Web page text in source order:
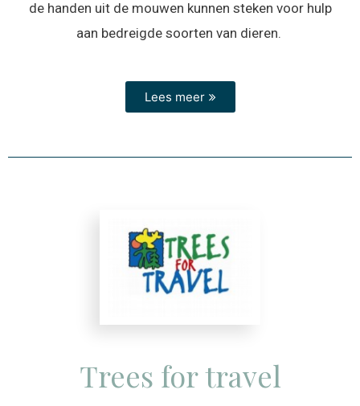
de handen uit de mouwen kunnen steken voor hulp
aan bedreigde soorten van dieren.
Lees meer
Trees for travel